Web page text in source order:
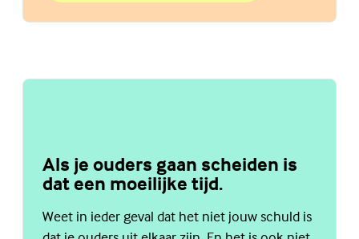
Als je ouders gaan scheiden is
dat een moeilijke tijd.
Weet in ieder geval dat het niet jouw schuld is